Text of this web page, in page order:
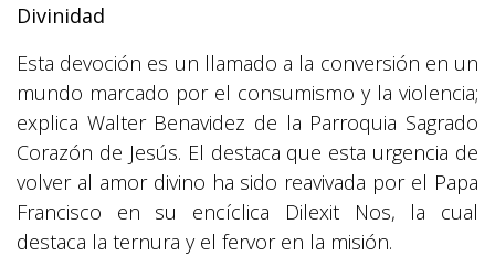
Divinidad
Esta devoción es un llamado a la conversión en un
mundo marcado por el consumismo y la violencia;
explica Walter Benavidez de la Parroquia Sagrado
Corazón de Jesús. El destaca que esta urgencia de
volver al amor divino ha sido reavivada por el Papa
Francisco en su encíclica Dilexit Nos, la cual
destaca la ternura y el fervor en la misión.